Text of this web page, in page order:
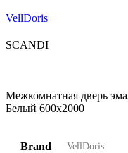
VellDoris
SCANDI
Межкомнатная дверь
Белый 600х2000
Brand VellDoris